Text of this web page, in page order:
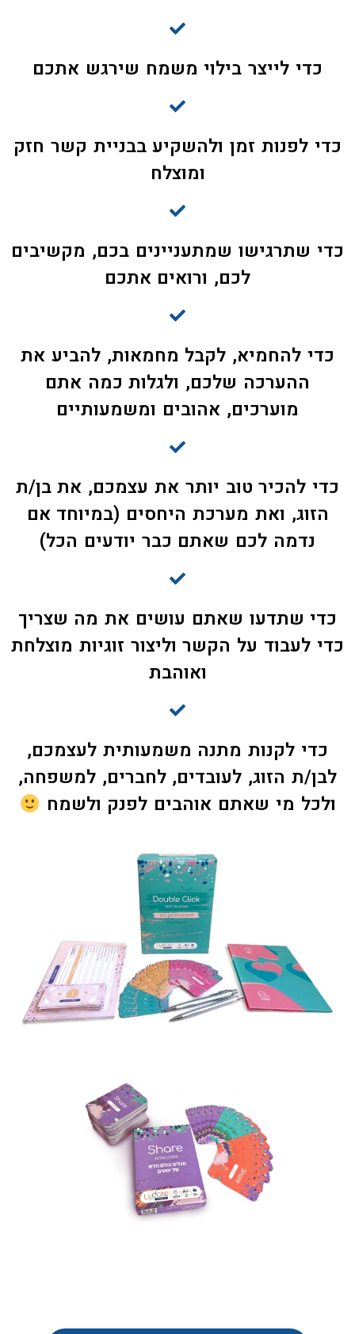
כדי לייצר בילוי משמח שירגש אתכם
כדי לפנות זמן ולהשקיע בבניית קשר חזק
ומוצלח
כדי שתרגישו שמתעניינים בכם, מקשיבים
לכם, ורואים אתכם
כדי להחמיא, לקבל מחמאות, להביע את
ההערכה שלכם, ולגלות כמה אתם
מוערכים, אהובים ומשמעותיים
כדי להכיר טוב יותר את עצמכם, את בן/ת
הזוג, ואת מערכת היחסים (במיוחד אם
נדמה לכם שאתם כבר יודעים הכל)
כדי שתדעו שאתם עושים את מה שצריך
כדי לעבוד על הקשר וליצור זוגיות מוצלחת
ואוהבת
כדי לקנות מתנה משמעותית לעצמכם,
לבן/ת הזוג, לעובדים, לחברים, למשפחה,
ולכל מי שאתם אוהבים לפנק ולשמח